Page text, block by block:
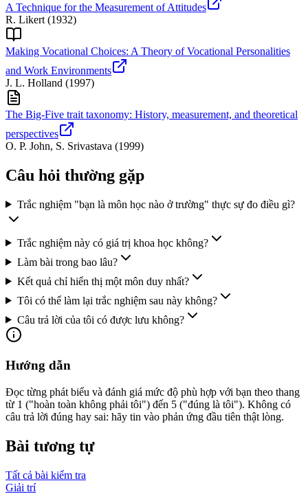
A Technique for the Measurement of Attitudes
R. Likert (1932)
Making Vocational Choices: A Theory of Vocational Personalities
and Work Environments
J. L. Holland (1997)
The Big-Five trait taxonomy: History, measurement, and theoretical
perspectives
O. P. John, S. Srivastava (1999)
Câu hỏi thường gặp
Trắc nghiệm "bạn là môn học nào ở trường" thực sự đo điều gì?
Trắc nghiệm này có giá trị khoa học không?
Làm bài trong bao lâu?
Kết quả chỉ hiển thị một môn duy nhất?
Tôi có thể làm lại trắc nghiệm sau này không?
Câu trả lời của tôi có được lưu không?
Hướng dẫn
Đọc từng phát biểu và đánh giá mức độ phù hợp với bạn theo thang
từ 1 ("hoàn toàn không phải tôi") đến 5 ("đúng là tôi"). Không có
câu trả lời đúng hay sai: hãy tin vào phản ứng đầu tiên thật lòng.
Bài tương tự
Tất cả bài kiểm tra
Giải trí